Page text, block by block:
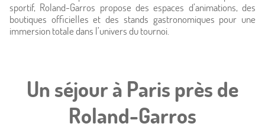
Actualités
sportif, Roland-Garros propose des espaces d’animations, des
boutiques officielles et des stands gastronomiques pour une
immersion totale dans l’univers du tournoi.
Un séjour à Paris près de
Roland-Garros